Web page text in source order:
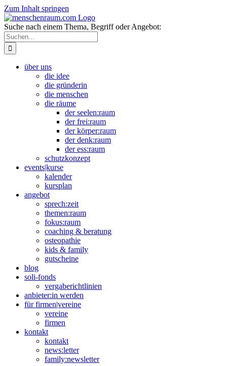
Zum Inhalt springen
Suche nach einem Thema, Begriff oder Angebot:
über uns
die idee
die gründerin
die menschen
die räume
der seelen:raum
der frei:raum
der körper:raum
der denk:raum
der ess:raum
schutzkonzept
events|kurse
kalender
kursplan
angebot
sprech:zeit
themen:raum
fokus:raum
coaching & beratung
osteopathie
kids & family
gutscheine
blog
soli-fonds
vergaberichtlinien
anbieter:in werden
für firmen|vereine
vereine
firmen
kontakt
kontakt
news:letter
family:newsletter